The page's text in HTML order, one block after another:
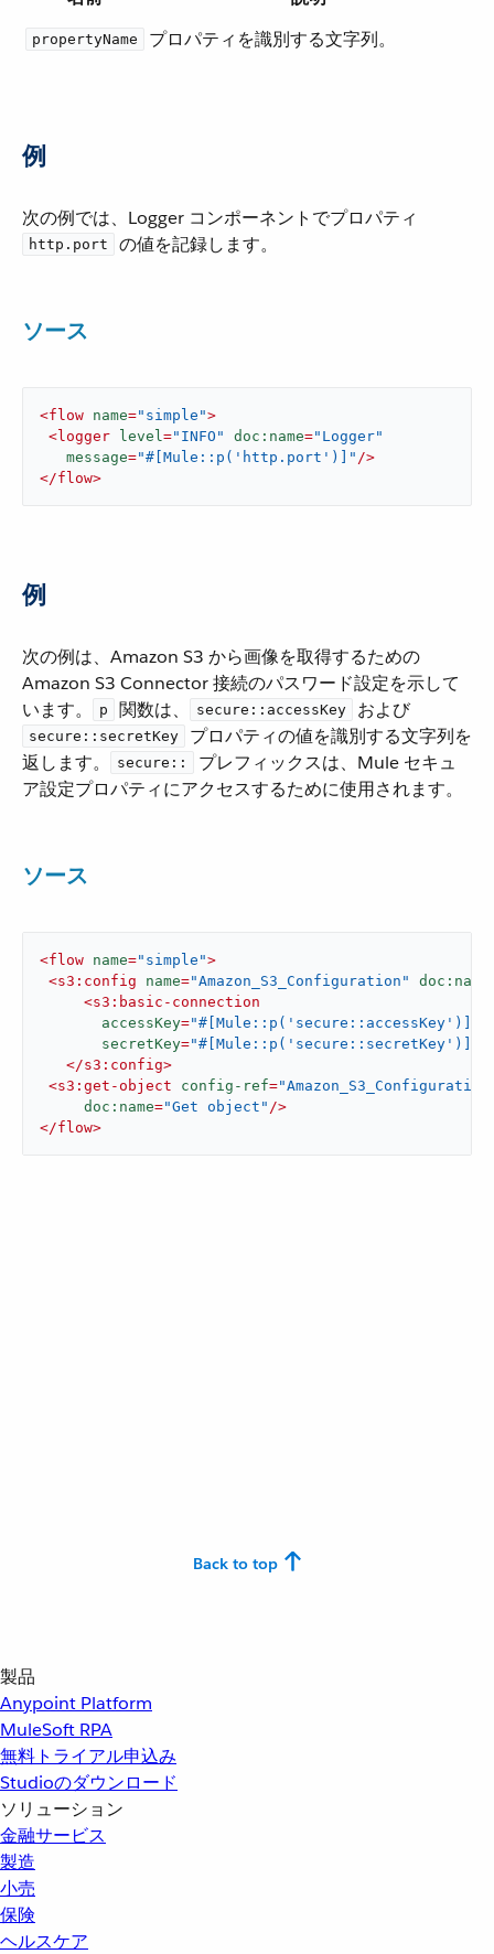
propertyName プロパティを識別する文字列。
例
次の例では、Logger コンポーネントでプロパティ ​
http.port ​ の値を記録します。
ソース
<flow name="simple">
<logger level="INFO" doc:name="Logger"
message="#[Mule::p('http.port')]" />
</flow>
例
次の例は、Amazon S3 から画像を取得するための
Amazon S3 Connector 接続のパスワード設定を示して
います。​
p ​ 関数は、​ secure::accessKey ​ および ​
secure::secretKey
​ プロパティの値を識別する文字列を
返します。​
secure::
​ プレフィックスは、Mule セキュ
ア設定プロパティにアクセスするために使用されます。
ソース
<flow name="simple">
<s3:config name="Amazon_S3_Configuration" doc:name
<s3:basic-connection
accessKey="#[Mule::p('secure::accessKey')]"
secretKey="#[Mule::p('secure::secretKey')]"
</s3:config>
<s3:get-object config-ref=
doc:name="Get object" />
</flow>
Back to top
製品
Anypoint Platform
MuleSoft RPA
無料トライアル申込み
Studioのダウンロード
ソリューション
金融サービス
製造
小売
保険
ヘルスケア